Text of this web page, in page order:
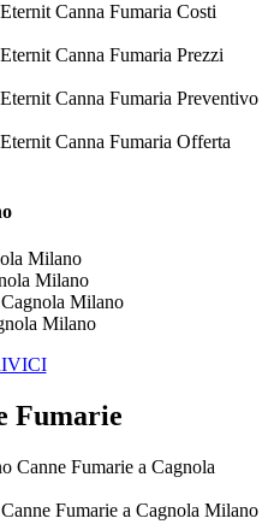
Canna Fumaria Costi
Canna Fumaria Prezzi
Canna Fumaria Preventivo
Canna Fumaria Offerta
Milano
Milano
Milano
Milano
Fumarie
Fumarie a Cagnola Milano